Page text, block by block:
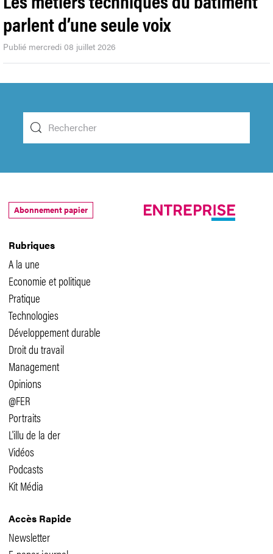
parlent d’une seule voix
Publié mercredi 08 juillet 2026
Rubriques
A la une
Economie et politique
Pratique
Technologies
Développement durable
Droit du travail
Management
Opinions
@FER
Portraits
L'illu de la der
Vidéos
Podcasts
Kit Média
Accès Rapide
Newsletter
Abonnement papier